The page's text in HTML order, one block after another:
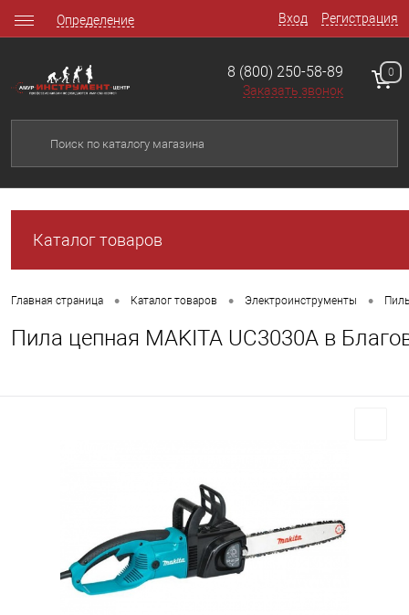
Вход Регистрация
Определение
8 (800) 250-58-89
Заказать звонок
0
Каталог товаров
Главная страница • Каталог товаров • Электроинструменты •
Пила цепная MAKITA UC3030A в